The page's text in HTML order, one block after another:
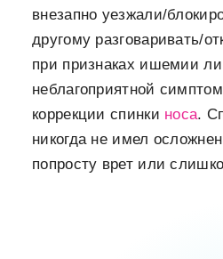
внезапно уезжали/
другому разговаривать/
при признаках ишемии
неблагоприятной
коррекции спинки носа.
никогда не имел
попросту врет или